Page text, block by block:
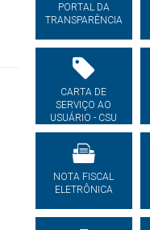
PORTAL DA
TRANSPARÊNCIA
CARTA DE
SERVIÇO AO
USUÁRIO - CSU
NOTA FISCAL
ELETRÔNICA